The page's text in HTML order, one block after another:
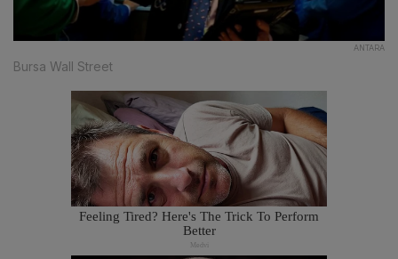
ANTARA
Bursa Wall Street